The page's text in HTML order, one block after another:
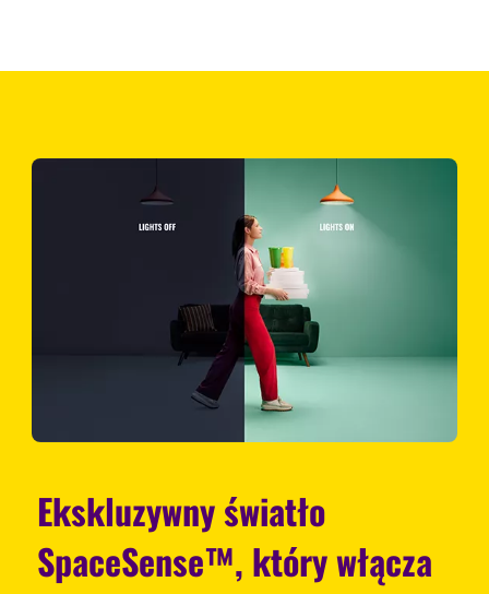
Ekskluzywny światło
SpaceSense™, który włącza